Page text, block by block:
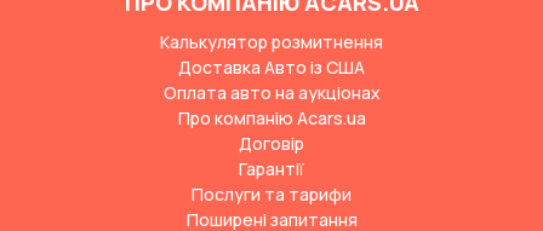
Калькулятор розмитнення
Доставка Авто із США
Оплата авто на аукціонах
Про компанію Acars.ua
Договір
Гарантії
Послуги та тарифи
Поширені запитання